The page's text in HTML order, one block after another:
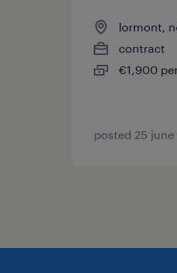
lormont,
contract
€1,900
posted 25 june